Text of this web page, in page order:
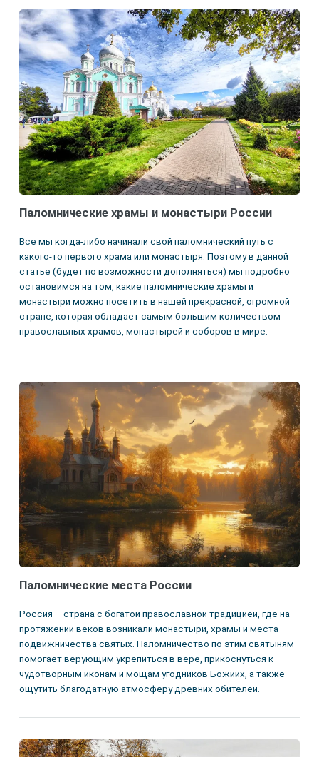
Паломнические храмы и монастыри России
Все мы когда-либо начинали свой паломнический путь с
какого-то первого храма или монастыря. Поэтому в данной
статье (будет по возможности дополняться) мы подробно
остановимся на том, какие паломнические храмы и
монастыри можно посетить в нашей прекрасной, огромной
стране, которая обладает самым большим количеством
православных храмов, монастырей и соборов в мире.
Паломнические места России
Россия – страна с богатой православной традицией, где на
протяжении веков возникали монастыри, храмы и места
подвижничества святых. Паломничество по этим святыням
помогает верующим укрепиться в вере, прикоснуться к
чудотворным иконам и мощам угодников Божиих, а также
ощутить благодатную атмосферу древних обителей.